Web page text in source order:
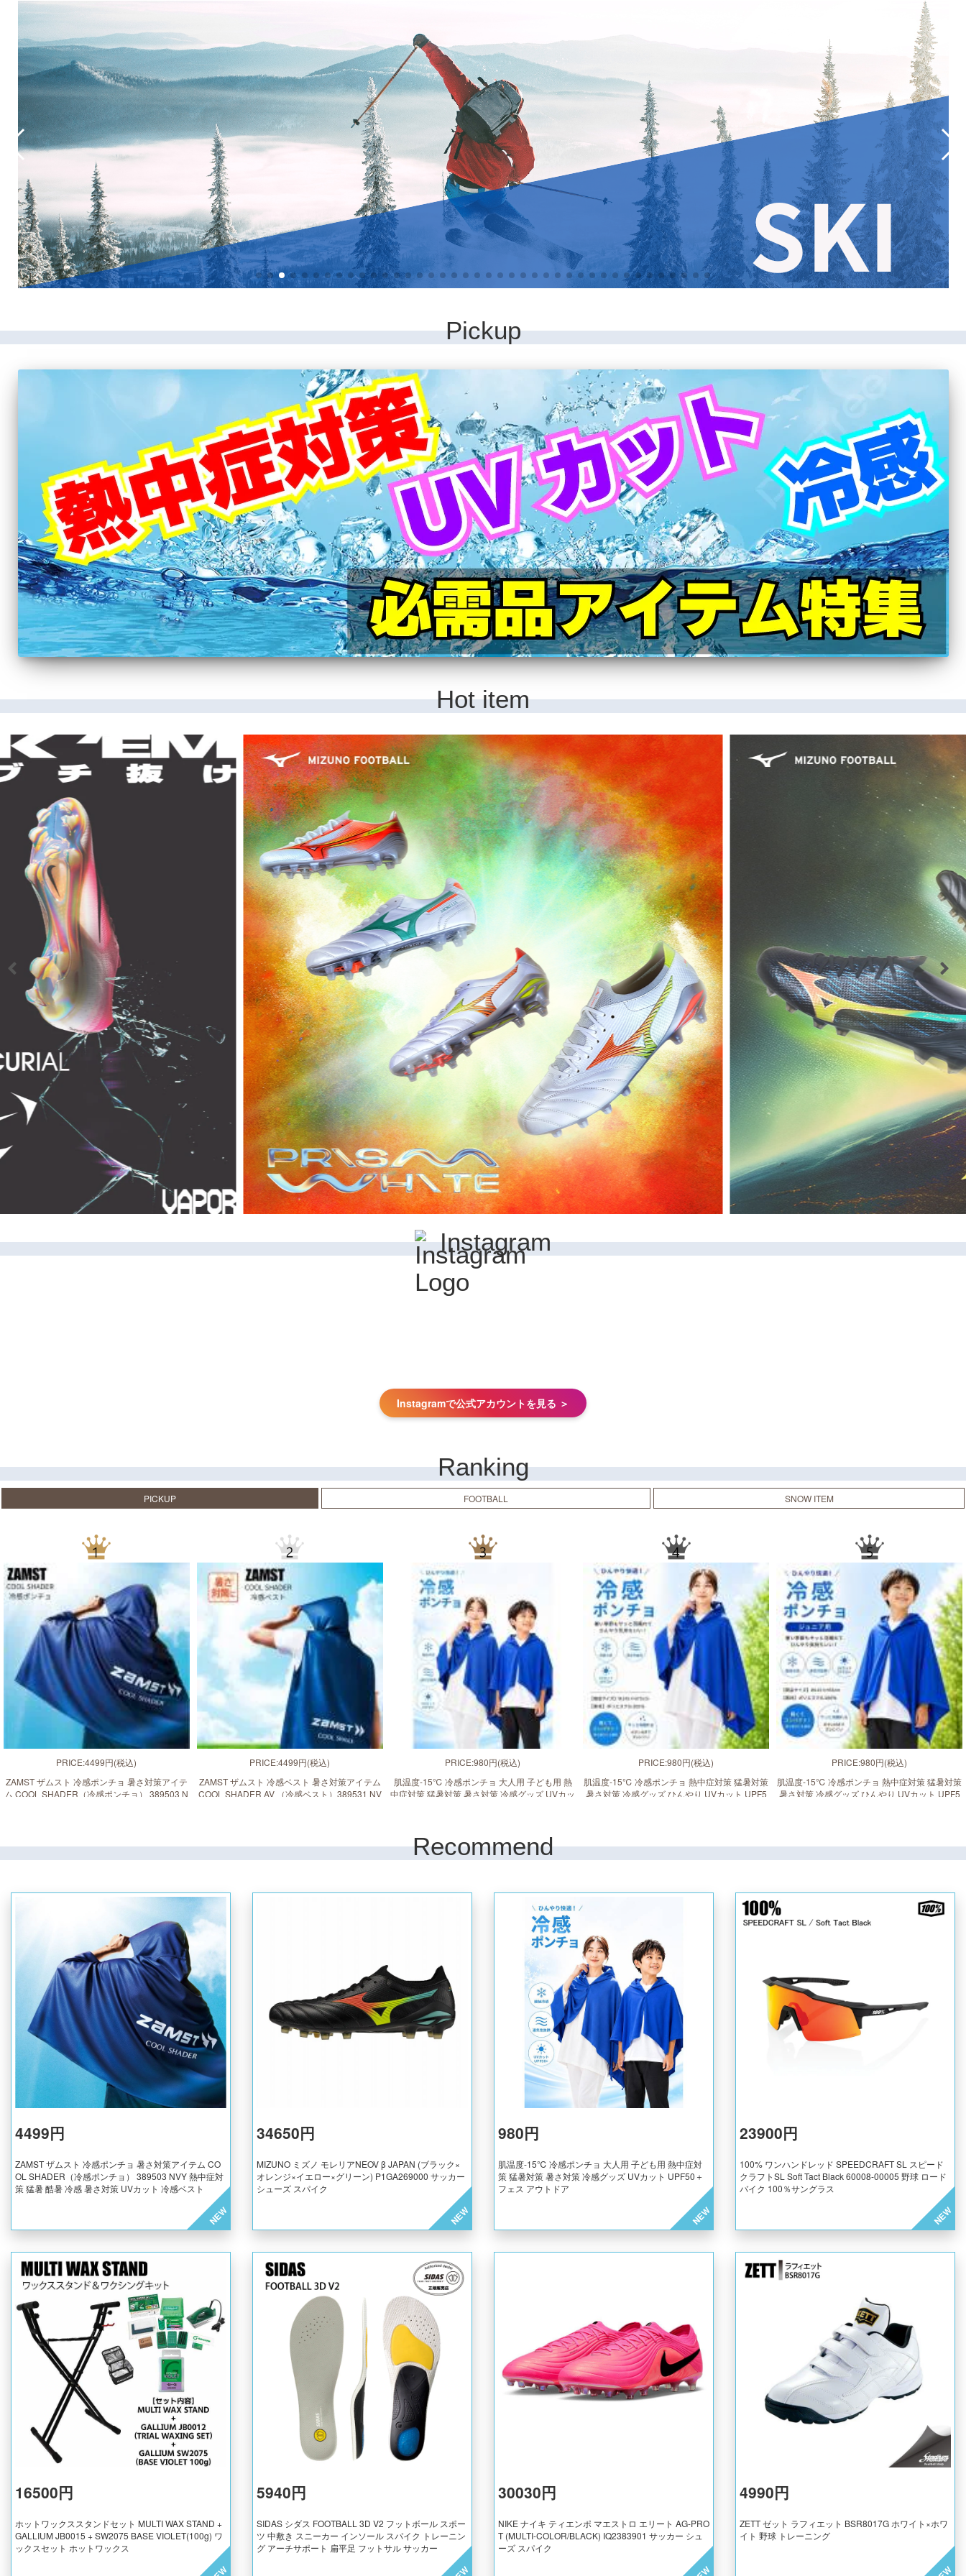
Pickup
Hot item
Instagram
Instagramで公式アカウントを見る ＞
Ranking
PICKUP FOOTBALL SNOW ITEM
PRICE:4499円(税込)
ZAMST ザムスト 冷感ポンチョ 暑さ対策アイテ
ム COOL SHADER（冷感ポンチョ） 389503 N
PRICE:4499円(税込)
ZAMST ザムスト 冷感ベスト 暑さ対策アイテム
COOL SHADER AV （冷感ベスト）389531 NV
PRICE:980円(税込)
肌温度-15℃ 冷感ポンチョ 大人用 子ども用 熱
中症対策 猛暑対策 暑さ対策 冷感グッズ UVカッ
PRICE:980円(税込)
肌温度-15℃ 冷感ポンチョ 熱中症対策 猛暑対策
暑さ対策 冷感グッズ ひんやり UVカット UPF5
PRICE:980円(税込)
肌温度-15℃ 冷感ポンチョ 熱中症対策 猛暑対策
暑さ対策 冷感グッズ ひんやり UVカット UPF5
Recommend
4499円
ZAMST ザムスト 冷感ポンチョ 暑さ対策アイテム CO
OL SHADER（冷感ポンチョ） 389503 NVY 熱中症対
策 猛暑 酷暑 冷感 暑さ対策 UVカット 冷感ベスト
NEW
34650円
MIZUNO ミズノ モレリアNEOV β JAPAN (ブラック×
オレンジ×イエロー×グリーン) P1GA269000 サッカー
シューズ スパイク
NEW
980円
肌温度-15℃ 冷感ポンチョ 大人用 子ども用 熱中症対
策 猛暑対策 暑さ対策 冷感グッズ UVカット UPF50＋
フェス アウトドア
NEW
23900円
100% ワンハンドレッド SPEEDCRAFT SL スピード
クラフトSL Soft Tact Black 60008-00005 野球 ロード
バイク 100％サングラス
NEW
16500円
ホットワックススタンドセット MULTI WAX STAND +
GALLIUM JB0015 + SW2075 BASE VIOLET(100g) ワ
ックスセット ホットワックス
5940円
SIDAS シダス FOOTBALL 3D V2 フットボール スポー
ツ 中敷き スニーカー インソール スパイク トレーニン
グ アーチサポート 扁平足 フットサル サッカー
30030円
NIKE ナイキ ティエンポ マエストロ エリート AG-PRO
T (MULTI-COLOR/BLACK) IQ2383901 サッカー シュ
ーズ スパイク
4990円
ZETT ゼット ラフィエット BSR8017G ホワイト×ホワ
イト 野球 トレーニング